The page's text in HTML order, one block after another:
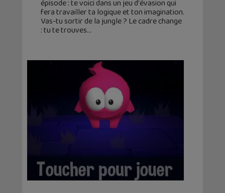
épisode : te voici dans un jeu d'évasion qui
fera travailler ta logique et ton imagination.
Vas-tu sortir de la jungle ? Le cadre change
: tu te trouves